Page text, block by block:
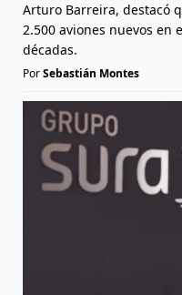
Arturo Barreira, destacó
2.500 aviones nuevos en
décadas.
PorSebastián Montes